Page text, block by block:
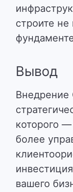
строите
Вывод
Внедрение
которого
более
вашего